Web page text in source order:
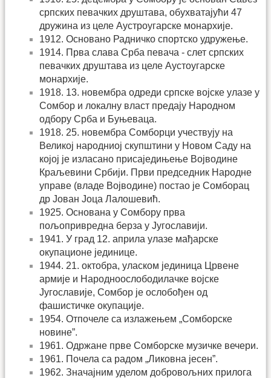
српских певачких друштава, обухватајући 47
дружина из целе Аустроугарске монархије.
1912. Основано Радничко спортско удружење.
1914. Прва слава Срба певача - слет српских
певачких друштава из целе Аустоугарске
монархије.
1918. 13. новембра одреди српске војске улазе у
Сомбор и локалну власт предају Народном
одбору Срба и Буњеваца.
1918. 25. новембра Сомборци учествују на
Великој народниој скупштини у Новом Саду на
којој је изласано присаједињење Војводине
Краљевини Србији. Први председник Народне
управе (владе Војводине) постао је Сомборац
др Јован Јоца Лалошевић.
1925. Основана у Сомбору прва
пољопривредна берза у Југославији.
1941. У град 12. априла улазе мађарске
окупационе јединице.
1944. 21. октобра, уласком јединица Црвене
армије и Народноослободилачке војске
Југославије, Сомбор је ослобођен од
фашистичке окупације.
1954. Отпочеле са излажењем „Сомборске
новине”.
1961. Одржане прве Сомборске музичке вечери.
1961. Почела са радом „Ликовна јесен”.
1962. Значајним уделом добровољних прилога